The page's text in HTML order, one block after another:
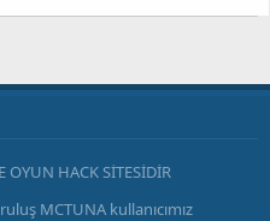
OYUN HACK SİTESİDİR
MCTUNA kullanıcımız